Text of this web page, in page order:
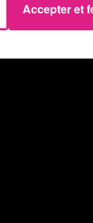
Accepter et